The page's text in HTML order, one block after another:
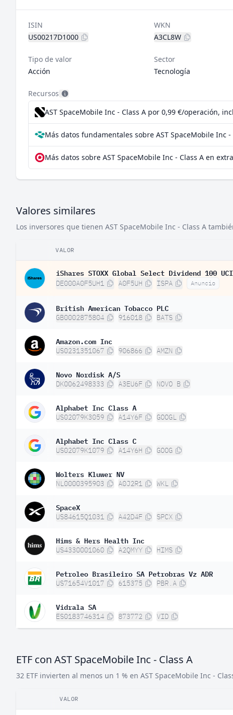
ISIN
US00217D1000
WKN
A3CL8W
Tipo de valor
Acción
Sector
Tecnología
Recursos
AST SpaceMobile Inc - Class A por 0,99 €/operación,
Más datos fundamentales sobre AST SpaceMobile Inc -
Más datos sobre AST SpaceMobile Inc - Class A en
Valores similares
Los inversores que tienen AST SpaceMobile Inc - Class A
VALOR
iShares STOXX Global Select Dividend 100
DE000A0F5UH1 A0F5UH ISPA Anuncio
British American Tobacco PLC
GB0002875804 916018 BATS
Amazon.com Inc
US0231351067 906866 AMZN
Novo Nordisk A/S
DK0062498333 A3EU6F NOVO B
Alphabet Inc Class A
US02079K3059 A14Y6F GOOGL
Alphabet Inc Class C
US02079K1079 A14Y6H GOOG
Wolters Kluwer NV
NL0000395903 A0J2R1 WKL
SpaceX
US84615Q1031 A42D4F SPCX
Hims & Hers Health Inc
US4330001060 A2QMYY HIMS
Petroleo Brasileiro SA Petrobras Vz ADR
US71654V1017 615375 PBR.A
Vidrala SA
ES0183746314 873772 VID
ETF con AST SpaceMobile Inc - Class A
32 ETF invierten al menos un 1 % en AST SpaceMobile Inc -
VALOR